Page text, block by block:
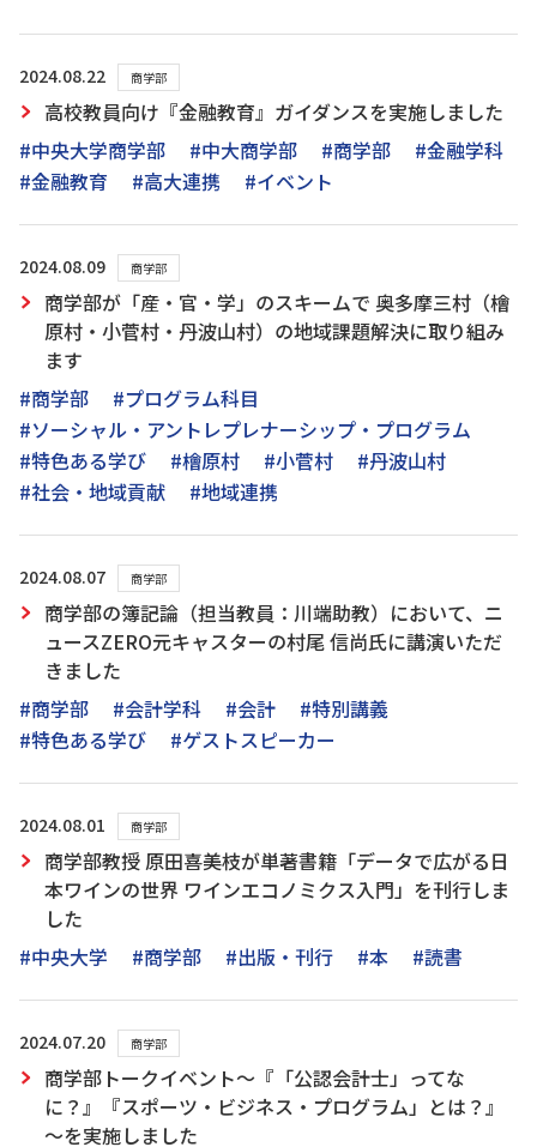
2024.08.22 商学部
高校教員向け『金融教育』ガイダンスを実施しました
#中央大学商学部
#中大商学部 #商学部
#金融学科
#金融教育
#高大連携 #イベント
2024.08.09 商学部
商学部が「産・官・学」のスキームで 奥多摩三村（檜
原村・小菅村・丹波山村）の地域課題解決に取り組み
ます
#商学部
#プログラム科目
#ソーシャル・アントレプレナーシップ・プログラム
#特色ある学び
#檜原村 #小菅村
#丹波山村
#社会・地域貢献
#地域連携
2024.08.07 商学部
商学部の簿記論（担当教員：川端助教）において、ニ
ュースZERO元キャスターの村尾 信尚氏に講演いただ
きました
#商学部
#会計学科 #会計
#特別講義
#特色ある学び
#ゲストスピーカー
2024.08.01 商学部
商学部教授 原田喜美枝が単著書籍「データで広がる日
本ワインの世界 ワインエコノミクス入門」を刊行しま
した
#中央大学
#商学部 #出版・刊行 #本 #読書
2024.07.20 商学部
商学部トークイベント～『「公認会計士」ってな
に？』『スポーツ・ビジネス・プログラム」とは？』
～を実施しました